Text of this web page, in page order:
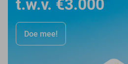
t.w.v. €3.000
Doe mee!